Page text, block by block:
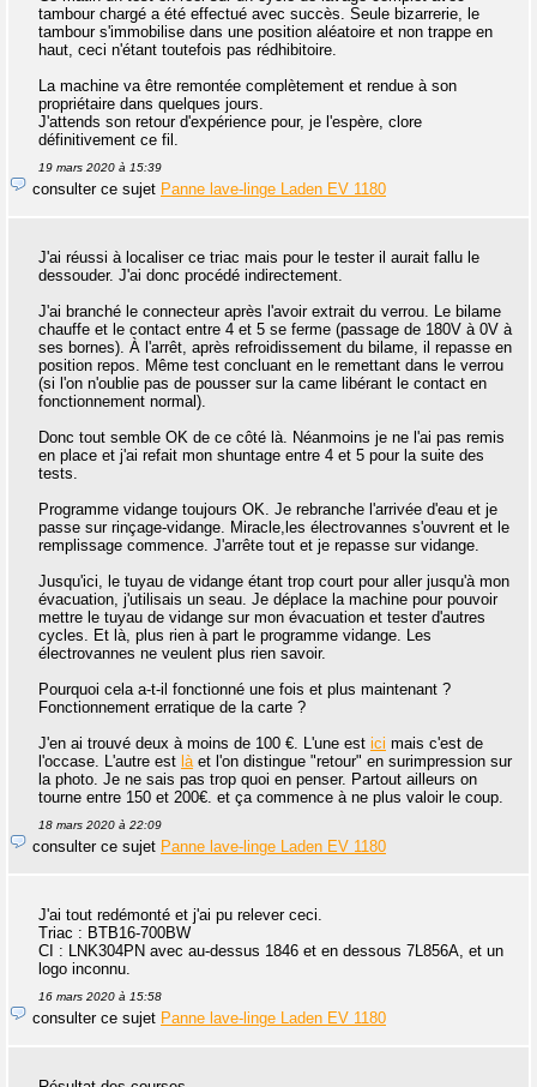
tambour chargé a été effectué avec succès. Seule bizarrerie, le
tambour s'immobilise dans une position aléatoire et non trappe en
haut, ceci n'étant toutefois pas rédhibitoire.
La machine va être remontée complètement et rendue à son
propriétaire dans quelques jours.
J'attends son retour d'expérience pour, je l'espère, clore
définitivement ce fil.
19 mars 2020 à 15:39
consulter ce sujet Panne lave-linge Laden EV 1180
J'ai réussi à localiser ce triac mais pour le tester il aurait fallu le
dessouder. J'ai donc procédé indirectement.
J'ai branché le connecteur après l'avoir extrait du verrou. Le bilame
chauffe et le contact entre 4 et 5 se ferme (passage de 180V à 0V à
ses bornes). À l'arrêt, après refroidissement du bilame, il repasse en
position repos. Même test concluant en le remettant dans le verrou
(si l'on n'oublie pas de pousser sur la came libérant le contact en
fonctionnement normal).
Donc tout semble OK de ce côté là. Néanmoins je ne l'ai pas remis
en place et j'ai refait mon shuntage entre 4 et 5 pour la suite des
tests.
Programme vidange toujours OK. Je rebranche l'arrivée d'eau et je
passe sur rinçage-vidange. Miracle,les électrovannes s'ouvrent et le
remplissage commence. J'arrête tout et je repasse sur vidange.
Jusqu'ici, le tuyau de vidange étant trop court pour aller jusqu'à mon
évacuation, j'utilisais un seau. Je déplace la machine pour pouvoir
mettre le tuyau de vidange sur mon évacuation et tester d'autres
cycles. Et là, plus rien à part le programme vidange. Les
électrovannes ne veulent plus rien savoir.
Pourquoi cela a-t-il fonctionné une fois et plus maintenant ?
Fonctionnement erratique de la carte ?
J'en ai trouvé deux à moins de 100 €. L'une est ici mais c'est de
l'occase. L'autre est là et l'on distingue "retour" en surimpression sur
la photo. Je ne sais pas trop quoi en penser. Partout ailleurs on
tourne entre 150 et 200€. et ça commence à ne plus valoir le coup.
18 mars 2020 à 22:09
consulter ce sujet Panne lave-linge Laden EV 1180
J'ai tout redémonté et j'ai pu relever ceci.
Triac : BTB16-700BW
CI : LNK304PN avec au-dessus 1846 et en dessous 7L856A, et un
logo inconnu.
16 mars 2020 à 15:58
consulter ce sujet Panne lave-linge Laden EV 1180